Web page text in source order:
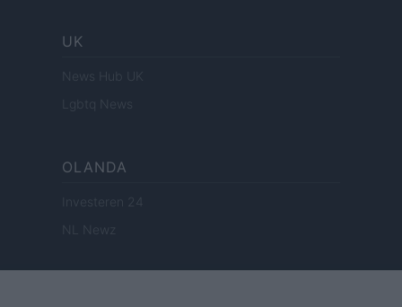
UK
News Hub UK
Lgbtq News
OLANDA
Investeren 24
NL Newz